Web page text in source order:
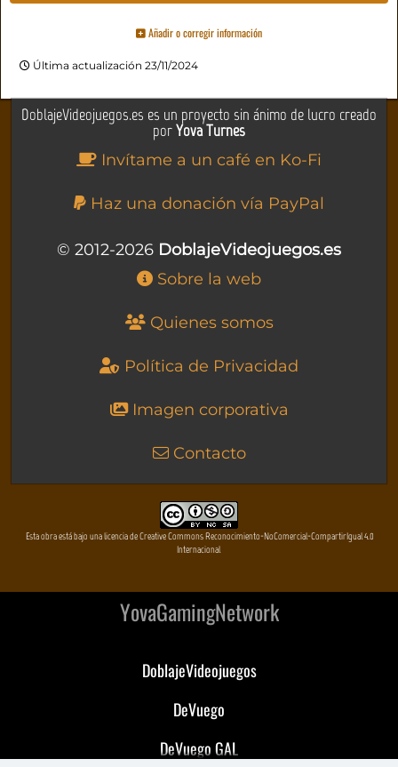
Añadir o corregir información
Última actualización 23/11/2024
DoblajeVideojuegos.es es un proyecto sin ánimo de lucro creado
porYova Turnes
Invítame a un café en Ko-Fi
Haz una donación vía PayPal
© 2012-2026 DoblajeVideojuegos.es
Sobre la web
Quienes somos
Política de Privacidad
Imagen corporativa
Contacto
Esta obra está bajo una licencia de Creative Commons Reconocimiento-NoComercial-CompartirIgual 4.0
Internacional
YovaGamingNetwork
DoblajeVideojuegos
DeVuego
DeVuego GAL